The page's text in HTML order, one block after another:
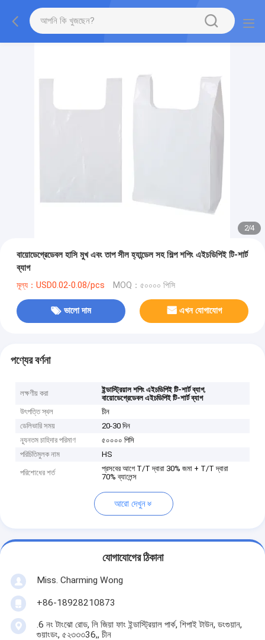
2/4
বায়োডেগ্রেডেবল হাসি মুখ এবং তাপ সীল হ্যান্ডেল সহ শিল্প শপিং এইচডিপিই টি-শার্ট
ব্যাগ
মূল্য：USD0.02-0.08/pcs MOQ：৫০০০০ পিসি
ভালো দাম এখন যোগাযোগ
পণ্যের বর্ণনা
লক্ষণীয় করা ইন্ডাস্ট্রিয়াল শপিং এইচডিপিই টি-শার্ট ব্যাগ,
বায়োডেগ্রেডেবল এইচডিপিই টি-শার্ট ব্যাগ
উৎপত্তি স্থল
চীন
ডেলিভারি সময়
20-30 দিন
ন্যূনতম চাহিদার পরিমাণ
৫০০০০ পিসি
পরিচিতিমুলক নাম
HS
পরিশোধের শর্ত
প্রসবের আগে T/T দ্বারা 30% জমা + T/T দ্বারা
70% ব্যালেন্স
আরো দেখুন
যোগাযোগের ঠিকানা
Miss. Charming Wong
+86-18928210873
.6 নং টাংঝো রোড, লি জিয়া ফাং ইন্ডাস্ট্রিয়াল পার্ক, শিপাই টাউন, ডংগুয়ান,
গুয়াংডং, ৫২৩৩৩36,, চীন